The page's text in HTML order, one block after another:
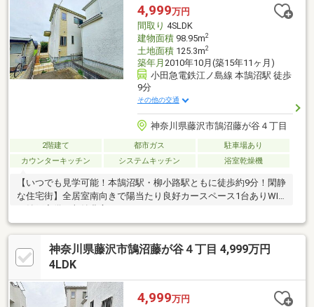
4,999万円
間取り 4SLDK
建物面積98.95m2
土地面積125.3m2
築年月 2010年10月(築15年11ヶ月)
小田急電鉄江ノ島線 本鵠沼駅 徒歩
9分
その他の交通
神奈川県藤沢市鵠沼藤が谷４丁目
2階建て 都市ガス
駐車場あり
カウンターキッチン
システムキッチン 浴室乾燥機
【いつでも見学可能！本鵠沼駅・柳小路駅ともに徒歩約9分！閑静
な住宅街】全居室南向きで陽当たり良好カースペース1台ありWIC
神奈川県藤沢市鵠沼藤が谷４丁目 4,999万円
4LDK
4,999万円